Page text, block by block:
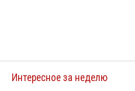
Интересное за неделю